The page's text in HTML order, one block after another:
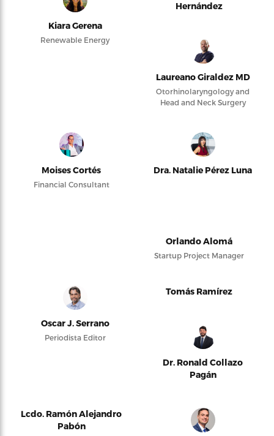
Kiara Gerena
Renewable Energy
Hernández
Laureano Giraldez MD
Otorhinolaryngology and
Head and Neck Surgery
Moises Cortés
Financial Consultant
Dra. Natalie Pérez Luna
Orlando Alomá
Startup Project Manager
Oscar J. Serrano
Periodista Editor
Tomás Ramírez
Dr. Ronald Collazo
Pagán
Lcdo. Ramón Alejandro
Pabón